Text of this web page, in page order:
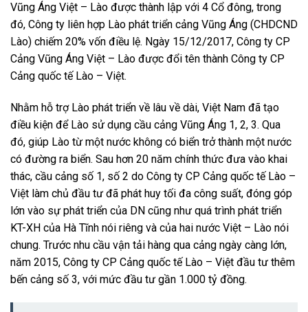
Vũng Áng Việt – Lào được thành lập với 4 Cổ đông, trong
đó, Công ty liên hợp Lào phát triển cảng Vũng Áng (CHDCND
Lào) chiếm 20% vốn điều lệ. Ngày 15/12/2017, Công ty CP
Cảng Vũng Áng Việt – Lào được đổi tên thành Công ty CP
Cảng quốc tế Lào – Việt.
Nhằm hỗ trợ Lào phát triển về lâu về dài, Việt Nam đã tạo
điều kiện để Lào sử dụng cầu cảng Vũng Áng 1, 2, 3. Qua
đó, giúp Lào từ một nước không có biển trở thành một nước
có đường ra biển. Sau hơn 20 năm chính thức đưa vào khai
thác, cầu cảng số 1, số 2 do Công ty CP Cảng quốc tế Lào –
Việt làm chủ đầu tư đã phát huy tối đa công suất, đóng góp
lớn vào sự phát triển của DN cũng như quá trình phát triển
KT-XH của Hà Tĩnh nói riêng và của hai nước Việt – Lào nói
chung. Trước nhu cầu vận tải hàng qua cảng ngày càng lớn,
năm 2015, Công ty CP Cảng quốc tế Lào – Việt đầu tư thêm
bến cảng số 3, với mức đầu tư gần 1.000 tỷ đồng.